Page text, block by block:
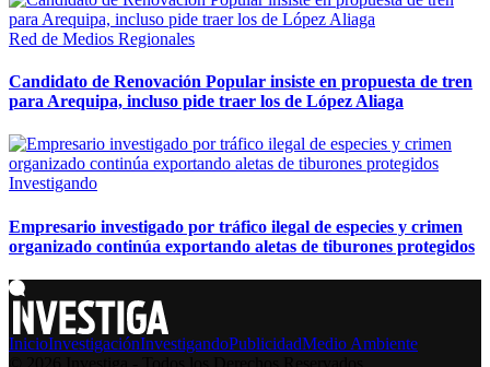
Red de Medios Regionales
Candidato de Renovación Popular insiste en propuesta de tren
para Arequipa, incluso pide traer los de López Aliaga
Investigando
Empresario investigado por tráfico ilegal de especies y crimen
organizado continúa exportando aletas de tiburones protegidos
InicioInvestigaciónInvestigandoPublicidadMedio Ambiente